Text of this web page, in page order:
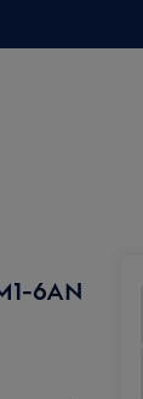
6AN